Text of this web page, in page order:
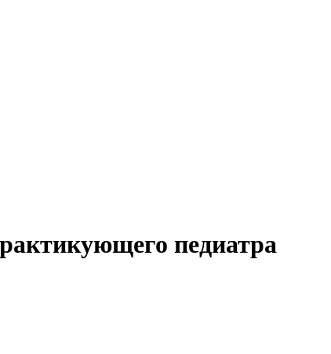
педиатра